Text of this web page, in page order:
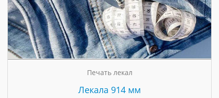
Печать лекал
Лекала 914 мм